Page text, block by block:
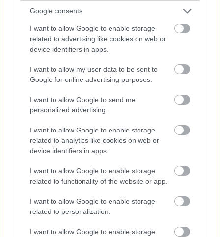
Google consents
I want to allow Google to enable storage
related to advertising like cookies on web or
device identifiers in apps.
I want to allow my user data to be sent to
Google for online advertising purposes.
I want to allow Google to send me
personalized advertising.
I want to allow Google to enable storage
related to analytics like cookies on web or
device identifiers in apps.
I want to allow Google to enable storage
related to functionality of the website or app.
I want to allow Google to enable storage
related to personalization.
I want to allow Google to enable storage
modellt csempészhetett a
PCW.lite
Az egyik legnépszerűbb Samsung
Galaxy mobilból érkezik új
változat
| 2026.05.06 09:32
Már nem az iPhone 17 Pro Max a
világ legnépszerűbb mobilja
Az Apple okosszemüvegét
PCW.lite| 2026.05.03 10:45
felhasználó van a Microsoft
szerint